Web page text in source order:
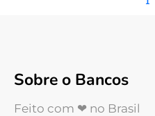
Sobre o Bancos
Feito com ❤ no Brasil